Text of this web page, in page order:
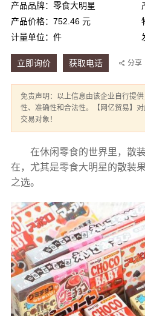
产品品牌：零食大明星
产品价格：752.46 元
计量单位：件
立即询价 获取电话 分享
免责声明：以上信息由该企业自行提
性、准确性和合法性。【网亿贸易】
交易对象！
在休闲零食的世界里，散
在，尤其是零食大明星的散装
之选。